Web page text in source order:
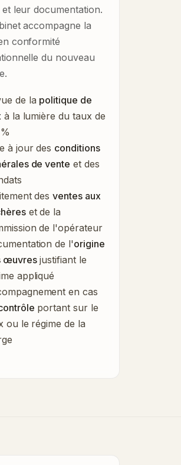
leur documentation.
accompagne la
conformité
du nouveau
de la politique de
à la lumière du taux de
à jour des conditions
de vente et des
desventes aux
et de la
de l'opérateur
de l'origine
œuvresjustifiant le
appliqué
en cas
portant sur le
ou le régime de la